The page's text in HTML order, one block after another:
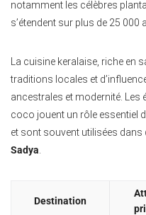
notamment les célèbres
s’étendent sur plus de 25 000
La cuisine keralaise, riche en
traditions locales et
ancestrales et modernité. Les
coco jouent un rôle essentiel
et sont souvent utilisées
Sadya
Destination